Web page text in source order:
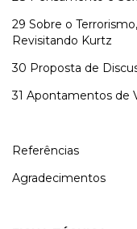
29 Sobre o
Revisitando Kurtz
30 Proposta de
31 Apontamentos de
Referências
Agradecimentos